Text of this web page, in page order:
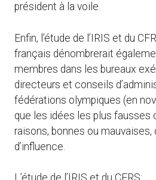
président à la voile.
Enfin, l’étude de l’IRIS et du
français dénombrerait
membres dans les bureaux
directeurs et conseils
fédérations olympiques (en
que les idées les plus fausses
raisons, bonnes ou
d’influence.